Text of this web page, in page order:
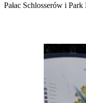
Pałac Schlosserów i